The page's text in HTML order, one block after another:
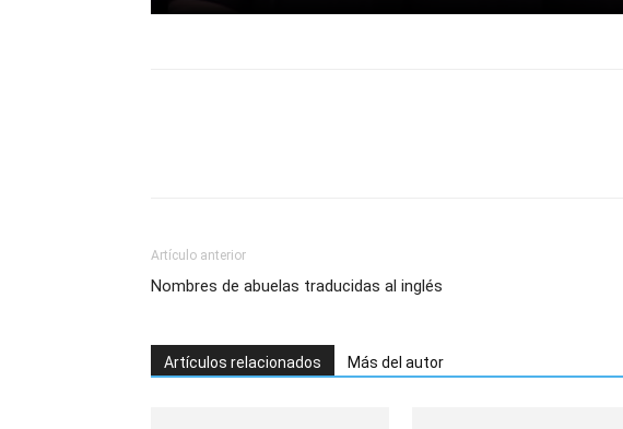
Artículo anterior
Nombres de abuelas traducidas al inglés
Artículos relacionados Más del autor